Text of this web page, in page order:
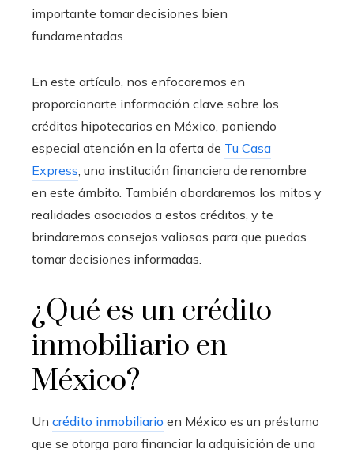
importante tomar decisiones bien
fundamentadas.
En este artículo, nos enfocaremos en
proporcionarte información clave sobre los
créditos hipotecarios en México, poniendo
especial atención en la oferta de Tu Casa
Express , una institución financiera de renombre
en este ámbito. También abordaremos los mitos y
realidades asociados a estos créditos, y te
brindaremos consejos valiosos para que puedas
tomar decisiones informadas.
¿Qué es un crédito
inmobiliario en
México?
Un crédito inmobiliario en México es un préstamo
que se otorga para financiar la adquisición de una